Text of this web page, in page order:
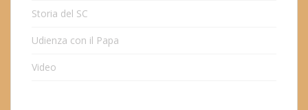
Storia del SC
Udienza con il Papa
Video